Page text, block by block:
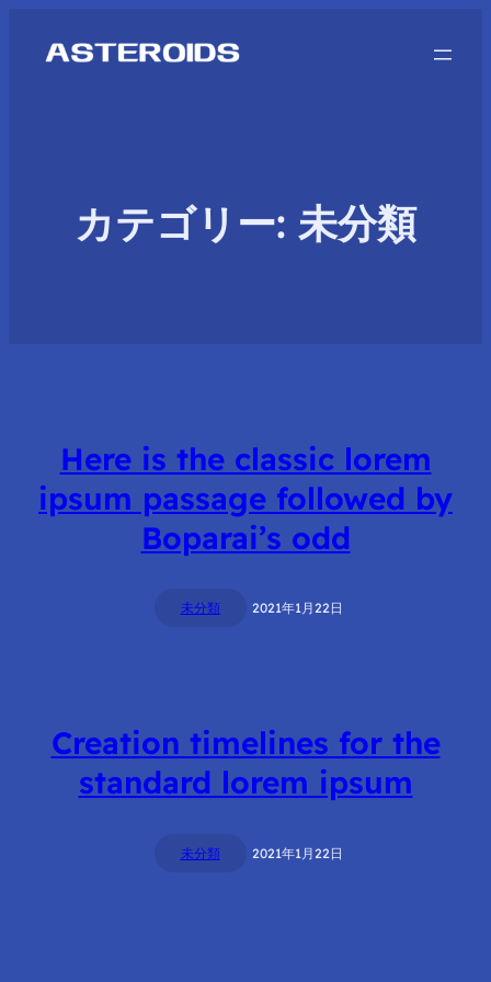
カテゴリー: 未分類
Here is the classic lorem
ipsum passage followed by
Boparai’s odd
未分類 2021年1月22日
Creation timelines for the
standard lorem ipsum
未分類 2021年1月22日